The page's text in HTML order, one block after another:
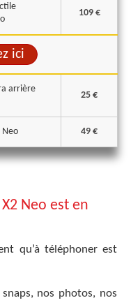
109 €
ici
arrière
25 €
Neo 49 €
Neo est en
qu’à téléphoner est
nos photos, nos